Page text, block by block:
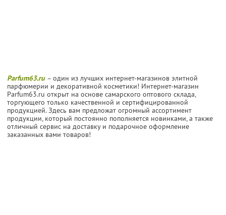
Parfum63.ru – один из лучших интернет-магазинов элитной
парфюмерии и декоративной косметики! Интернет-магазин
Parfum63.ru открыт на основе самарского оптового склада,
торгующего только качественной и сертифицированной
продукцией. Здесь вам предложат огромный ассортимент
продукции, который постоянно пополняется новинками, а также
отличный сервис на доставку и подарочное оформление
заказанных вами товаров!